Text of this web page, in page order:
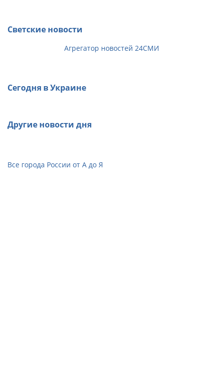
Светские новости
Агрегатор новостей 24СМИ
Сегодня в Украине
Другие новости дня
Все города России от А до Я